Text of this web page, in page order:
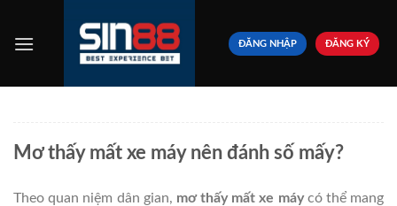
nội
ĐĂNG NHẬP ĐĂNG KÝ
Mơ thấy mất xe máy nên đánh số mấy?
Theo quan niệm dân gian, mơ thấy mất xe máycó thể mang